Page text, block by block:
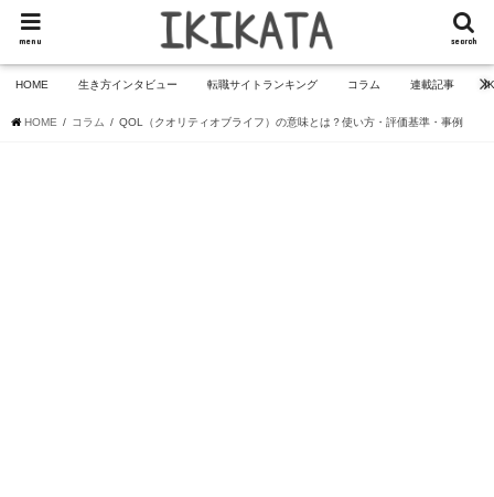
search
menu
HOME 生き方インタビュー 転職サイトランキング コラム 連載記事
HOME コラム QOL（クオリティオブライフ）の意味とは？使い方・評価基準・事例